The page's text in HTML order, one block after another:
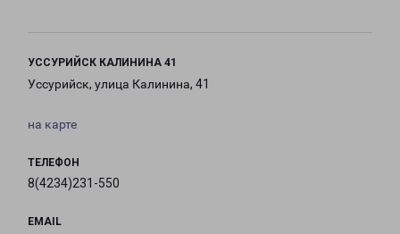
УССУРИЙСК КАЛИНИНА 41
Уссурийск, улица Калинина, 41
на карте
ТЕЛЕФОН
8(4234)231-550
EMAIL